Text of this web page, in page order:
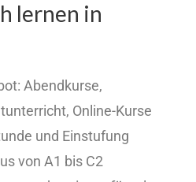
lernen in
Abendkurse,
Online-Kurse
und Einstufung
von A1 bis C2